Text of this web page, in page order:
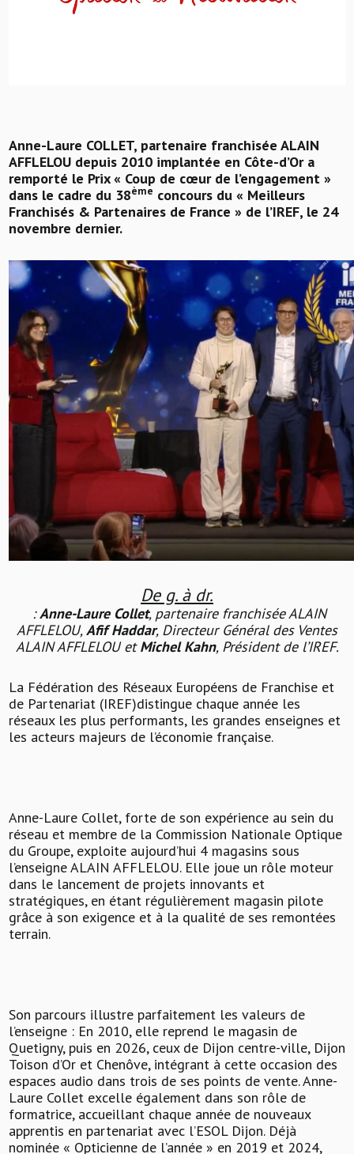
Anne-Laure COLLET, partenaire franchisée ALAIN
AFFLELOU depuis 2010 implantée en Côte-d’Or a
remporté le Prix « Coup de cœur de l’engagement »
dans le cadre du 38ème concours du « Meilleurs
Franchisés & Partenaires de France » de l’IREF, le 24
novembre dernier.
De g. à dr.
:Anne-Laure Collet, partenaire franchisée ALAIN
AFFLELOU,Afif Haddar, Directeur Général des Ventes
ALAIN AFFLELOU etMichel Kahn, Président de l’IREF.
La Fédération des Réseaux Européens de Franchise et
de Partenariat (IREF)distingue chaque année les
réseaux les plus performants, les grandes enseignes et
les acteurs majeurs de l’économie française.
Anne-Laure Collet, forte de son expérience au sein du
réseau et membre de la Commission Nationale Optique
du Groupe, exploite aujourd’hui 4 magasins sous
l’enseigne ALAIN AFFLELOU. Elle joue un rôle moteur
dans le lancement de projets innovants et
stratégiques, en étant régulièrement magasin pilote
grâce à son exigence et à la qualité de ses remontées
terrain.
Son parcours illustre parfaitement les valeurs de
l’enseigne : En 2010, elle reprend le magasin de
Quetigny, puis en 2026, ceux de Dijon centre-ville, Dijon
Toison d’Or et Chenôve, intégrant à cette occasion des
espaces audio dans trois de ses points de vente. Anne-
Laure Collet excelle également dans son rôle de
formatrice, accueillant chaque année de nouveaux
apprentis en partenariat avec l’ESOL Dijon. Déjà
nominée « Opticienne de l’année » en 2019 et 2024,